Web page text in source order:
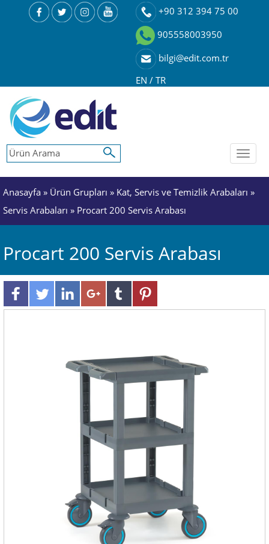
+90 312 394 75 00
905558003950
bilgi@edit.com.tr
EN / TR
Toggle
Anasayfa » Ürün Grupları » Kat, Servis ve Temizlik Arabaları »
Servis Arabaları » Procart 200 Servis Arabası
Procart 200 Servis Arabası